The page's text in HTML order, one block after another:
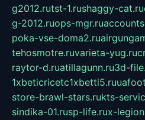
g2012.rutst-1.rushaggy-cat.ru
g-2012.ruops-mgr.ru
poka-vse-doma2.ru
tehosmotre.ruvarieta-yug.ru
raytor-d.ruatillagunn.ru3d-
1xbeticricetc1xbetti5.ru
store-brawl-stars.rukts-
sindika-01.rusp-life.rux-